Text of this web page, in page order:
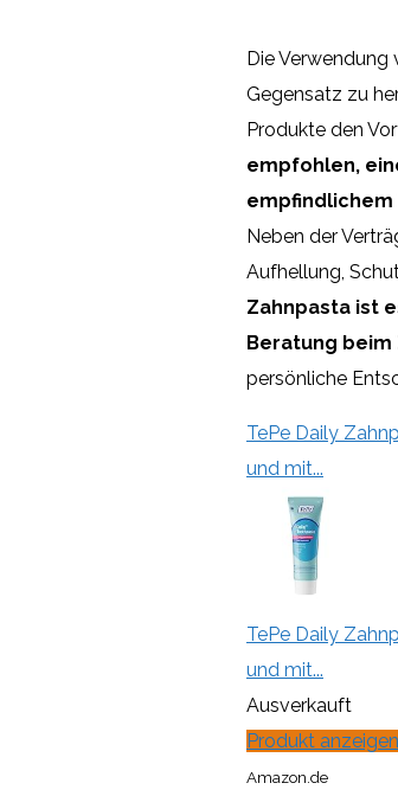
Die
Gegensatz zu
Produkte den
empfohlen,
Neben der
Aufhellung,
Zahnpasta ist
Beratung beim
persönliche
TePe Daily
und mit...
TePe Daily
und mit...
Ausverkauft
Produkt anzeigen
Amazon.de